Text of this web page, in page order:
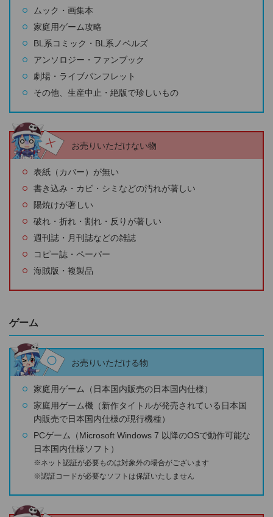
ムック・画集本
家庭用ゲーム攻略
BL系コミック・BL系ノベルズ
アンソロジー・ファンブック
劇場・ライブパンフレット
その他、生産中止・絶版で珍しいもの
お売りいただけない物
表紙（カバー）が無い
書き込み・カビ・シミなどの汚れが著しい
陽焼けが著しい
破れ・折れ・割れ・反りが著しい
週刊誌・月刊誌などの雑誌
コピー誌・ペーパー
海賊版・複製品
ゲーム
お売りいただける物
家庭用ゲーム（日本国内販売の日本国内仕様）
家庭用ゲーム機（新作タイトルが発売されている日本国
内販売で日本国内仕様の現行機種）
PCゲーム（Microsoft Windows 7 以降のOSで動作可能な
日本国内仕様ソフト）
※ネット認証が必要ものは対象外の場合がございます
※認証コードが必要なソフトは保証いたしません